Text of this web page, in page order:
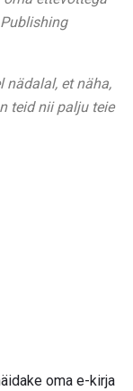
nädalal, et näha,
teid nii palju teie
oma e-kirja